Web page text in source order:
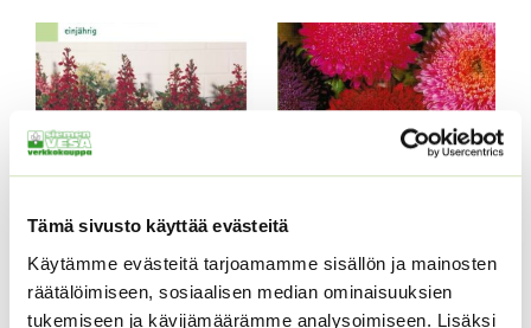
Tämä sivusto käyttää evästeitä
Käytämme evästeitä tarjoamamme sisällön ja mainosten
räätälöimiseen, sosiaalisen median ominaisuuksien
tukemiseen ja kävijämäärämme analysoimiseen. Lisäksi
Kääpiöauringonkukka
Pacino Gold
Kiinanasteri Benary’s
Princess
(jättiläisprinsessa) 100